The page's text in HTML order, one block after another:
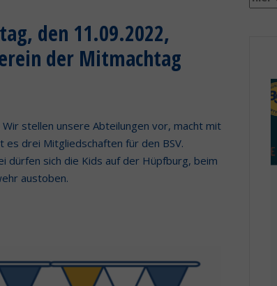
den 11.09.2022,
der Mitmachtag
stellen unsere Abteilungen vor, macht mit
es drei Mitgliedschaften für den BSV.
dürfen sich die Kids auf der Hüpfburg, beim
austoben.